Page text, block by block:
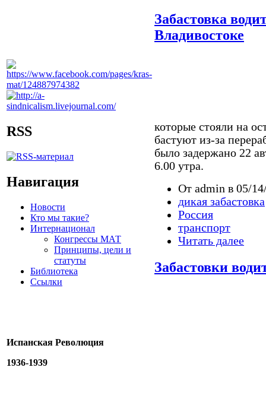
RSS
Навигация
Новости
Кто мы такие?
Интернационал
Конгрессы МАТ
Принципы, цели и
статуты
Библиотека
Ссылки
Испанская Революция
1936-1939
Забастовка
Владивостоке
которые стояли на
бастуют из-за
было задержано 22
6.00 утра.
От admin в 05/
дикая забастовка
Россия
транспорт
Читать далее
Забастовки